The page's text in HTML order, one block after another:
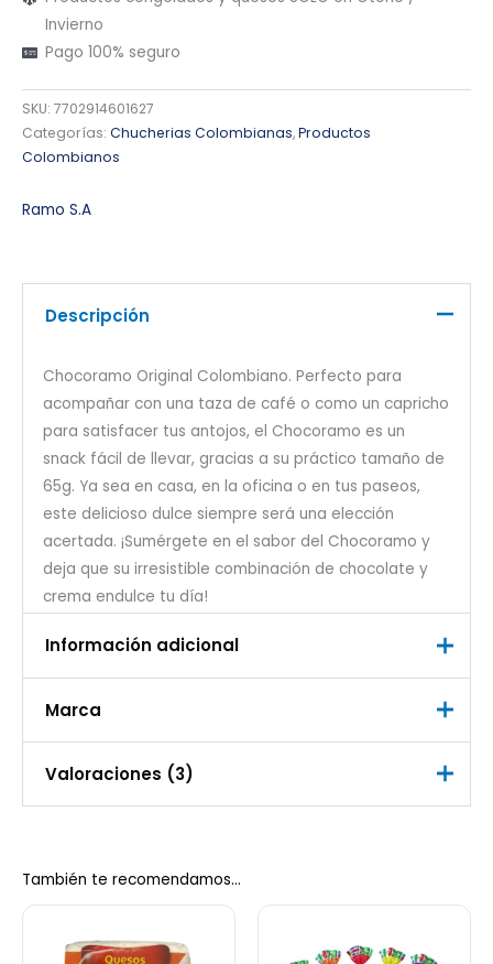
Invierno
Pago 100% seguro
SKU: 7702914601627
Categorías: Chucherias Colombianas,Productos
Colombianos
Ramo S.A
Descripción
Chocoramo Original Colombiano. Perfecto para
acompañar con una taza de café o como un capricho
para satisfacer tus antojos, el Chocoramo es un
snack fácil de llevar, gracias a su práctico tamaño de
65g. Ya sea en casa, en la oficina o en tus paseos,
este delicioso dulce siempre será una elección
acertada. ¡Sumérgete en el sabor del Chocoramo y
deja que su irresistible combinación de chocolate y
crema endulce tu día!
Información adicional
Peso
Marca
Marca
Ramo S.A
Valoraciones (3)
Adriana L.
Muy rico
También te recomendamos…